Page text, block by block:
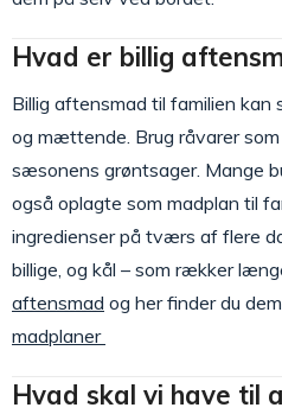
Hvad er billig
Billig aftensmad til familien
og mættende. Brug råvarer
sæsonens grøntsager. Mange
også oplagte som madplan til
ingredienser på tværs af flere
billige, og kål – som rækker
aftensmad og her finder du
madplaner
Hvad skal vi have til